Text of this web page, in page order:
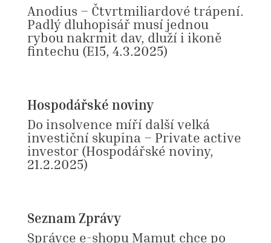
Anodius – Čtvrtmiliardové trápení.
Padlý dluhopisář musí jednou
rybou nakrmit dav, dluží i ikoně
fintechu (E15, 4.3.2025)
Hospodářské noviny
Do insolvence míří další velká
investiční skupina – Private active
investor(Hospodářské noviny,
21.2.2025)
Seznam Zprávy
Správce e-shopu Mamut chce po